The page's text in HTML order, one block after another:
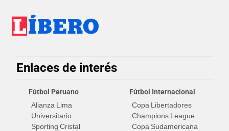
Enlaces de interés
Fútbol Peruano
Alianza Lima
Universitario
Sporting Cristal
Fútbol Internacional
Copa Libertadores
Champions League
Copa Sudamericana